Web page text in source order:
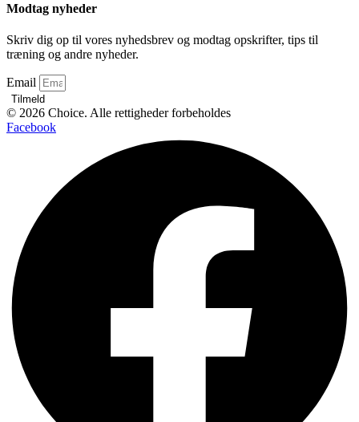
Modtag nyheder
Skriv dig op til vores nyhedsbrev og modtag opskrifter, tips til
træning og andre nyheder.
Email
Tilmeld
© 2026 Choice. Alle rettigheder forbeholdes
Facebook